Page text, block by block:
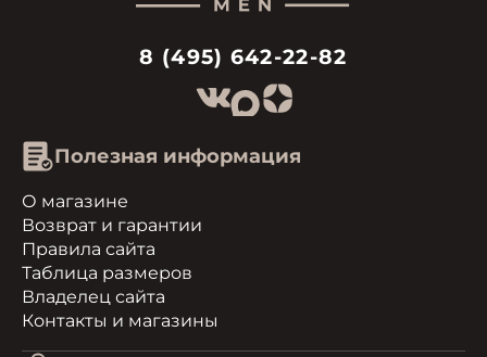
8 (495) 642-22-82
Полезная информация
О магазине
Возврат и гарантии
Правила сайта
Таблица размеров
Владелец сайта
Контакты и магазины